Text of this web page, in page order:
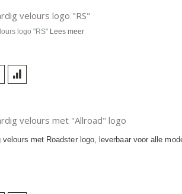
velours logo "RS"
logo "RS" Lees meer
velours met "Allroad" logo
met Roadster logo, leverbaar voor alle